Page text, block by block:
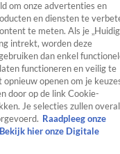
TV Algemeen
Tip
RealityCrimeVideo's
om onze advertenties en
en diensten te
te meten. Als je
intrekt, worden deze
dan enkel
functioneren en veilig te
openen om je
door op de link Cookie-
Je selecties zullen overal
Raadpleeg onze
Bekijk hier onze Digitale